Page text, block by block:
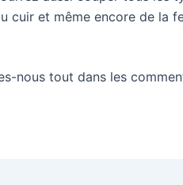
cuir et même encore de la
nous tout dans les